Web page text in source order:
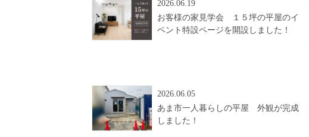
2026.06.19
お客様の家見学会 １５坪の平屋のイ
ベント特設ページを開設しました！
2026.06.05
あま市一人暮らしの平屋 外観が完成
しました！